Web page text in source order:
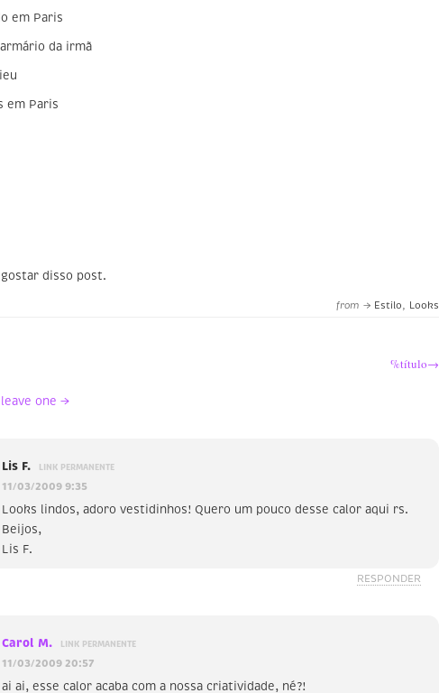
em Paris
da irmã
em Paris
disso post.
from → Estilo, Looks
%título→
leave one →
Lis F. LINK PERMANENTE
11/03/2009 9:35
Looks lindos, adoro vestidinhos! Quero um pouco desse calor aqui rs.
Beijos,
Lis F.
RESPONDER
Carol M. LINK PERMANENTE
11/03/2009 20:57
ai ai, esse calor acaba com a nossa criatividade, né?!